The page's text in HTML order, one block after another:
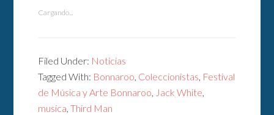
Cargando...
Filed Under: Noticias
Tagged With: Bonnaroo, Coleccionistas, Festival
de Música y Arte Bonnaroo, Jack White,
musica,Third Man